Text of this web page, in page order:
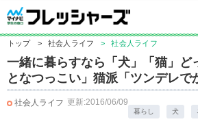
トップ > 社会人ライフ > 社会人ライフ
一緒に暮らすなら「犬」「猫」
となつっこい」猫派「ツンデレで
社会人ライフ 更新:2016/06/09
暮らし 犬